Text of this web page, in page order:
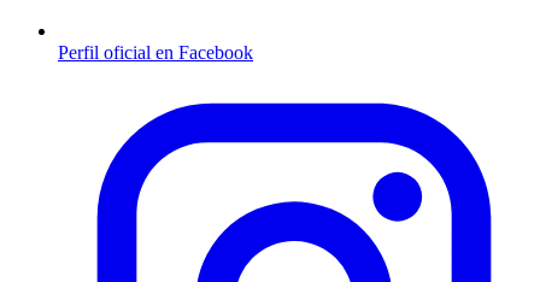
Perfil oficial en Facebook